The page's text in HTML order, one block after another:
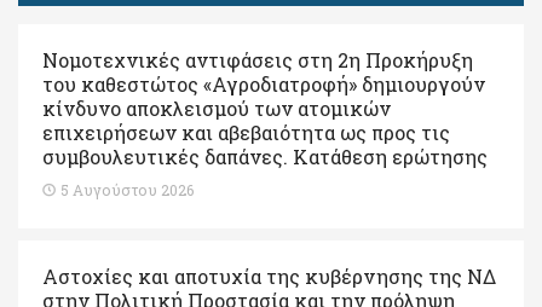
Νομοτεχνικές αντιφάσεις στη 2η Προκήρυξη
του καθεστώτος «Αγροδιατροφή» δημιουργούν
κίνδυνο αποκλεισμού των ατομικών
επιχειρήσεων και αβεβαιότητα ως προς τις
συμβουλευτικές δαπάνες. Κατάθεση ερώτησης
5 Αυγούστου 2026
Αστοχίες και αποτυχία της κυβέρνησης της ΝΔ
στην Πολιτική Προστασία και την πρόληψη